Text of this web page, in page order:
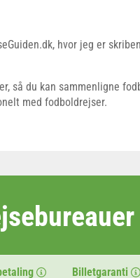
hvor jeg er
så du kan sammenligne
med fodboldrejser.
Billetgaranti